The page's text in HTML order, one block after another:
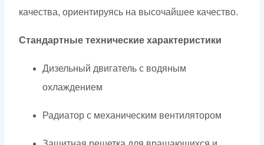
качества, ориентируясь на высочайшее качество.
Стандартные технические характеристики
Дизельный двигатель с водяным
охлаждением
Радиатор с механическим вентилятором